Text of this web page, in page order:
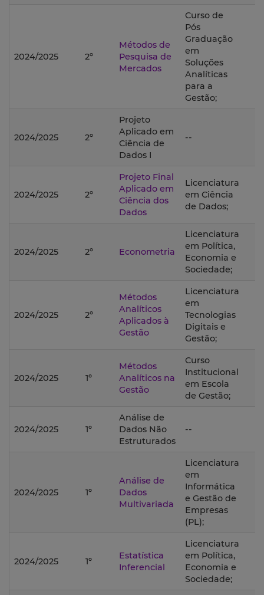
2024/2025 2º
Métodos de
Pesquisa de
Mercados
Curso de
Pós
Graduação
em
Soluções
Analíticas
para a
Gestão;
2024/2025 2º
Projeto
Aplicado em
Ciência de
Dados I
--
2024/2025 2º
Projeto Final
Aplicado em
Ciência dos
Dados
Licenciatura
em Ciência
de Dados;
2024/2025 2º Econometria
Licenciatura
em Política,
Economia e
Sociedade;
2024/2025 2º
Métodos
Analíticos
Aplicados à
Gestão
Licenciatura
em
Tecnologias
Digitais e
Gestão;
2024/2025 1º
Métodos
Analíticos na
Gestão
Curso
Institucional
em Escola
de Gestão;
2024/2025 1º
Análise de
Dados Não
Estruturados
--
2024/2025 1º
Análise de
Dados
Multivariada
Licenciatura
em
Informática
e Gestão de
Empresas
(PL);
2024/2025 1º
Estatística
Inferencial
Licenciatura
em Política,
Economia e
Sociedade;